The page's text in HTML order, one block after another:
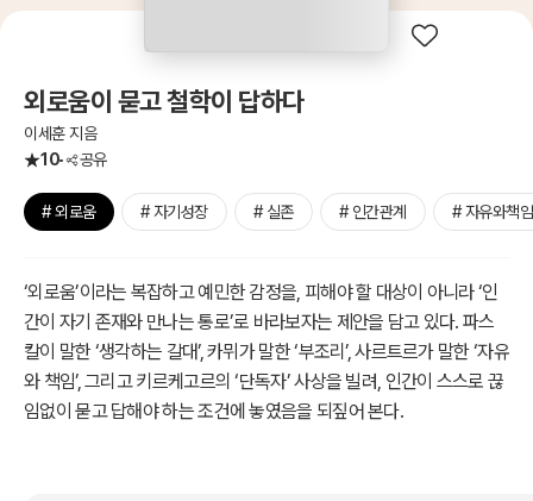
외로움이 묻고 철학이 답하다
이세훈 지음
10
공유
# 외로움 # 자기성장 # 실존 # 인간관계 # 자유와책임
‘외로움’이라는 복잡하고 예민한 감정을, 피해야 할 대상이 아니라 ‘인
간이 자기 존재와 만나는 통로’로 바라보자는 제안을 담고 있다. 파스
칼이 말한 ‘생각하는 갈대’, 카뮈가 말한 ‘부조리’, 사르트르가 말한 ‘자유
와 책임’, 그리고 키르케고르의 ‘단독자’ 사상을 빌려, 인간이 스스로 끊
임없이 묻고 답해야 하는 조건에 놓였음을 되짚어 본다.